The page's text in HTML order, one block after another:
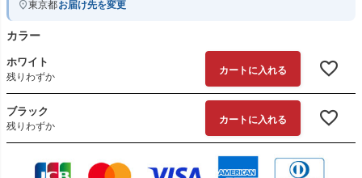
東京都お届け先を変更
カラー
ホワイト
残りわずか
カートに入れる
ブラック
残りわずか
カートに入れる